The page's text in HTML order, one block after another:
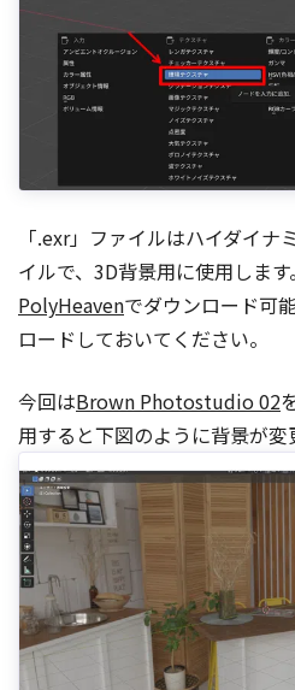
「.exr」ファイルはハイダイ
イルで、3D背景用に使用しま
PolyHeavenでダウンロード可
ロードしておいてください。
今回はBrown Photostudio 02
用すると下図のように背景が変